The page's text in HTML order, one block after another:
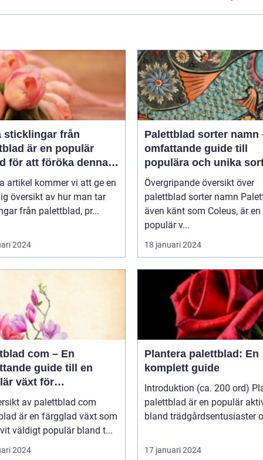
sticklingar från
är en populär
för att föröka denna
växt på ett effektivt
artikel kommer vi att ge en
översikt av hur man tar
från palettblad, pr...
2024
Palettblad sorter namn
omfattande guide till
populära och unika
Övergripande översikt över
palettblad sorter namn Palettblad,
även känt som Coleus, är en
populär v...
18 januari 2024
com – En
guide till en
växt för
av palettblad com
är en färgglad växt som
väldigt populär bland t...
2024
Plantera palettblad: En
komplett guide
Introduktion (ca. 200 ord)
palettblad är en populär
bland trädgårdsentusiaster
17 januari 2024